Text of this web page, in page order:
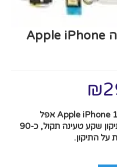
החלפת שקע טעינה Apple iPhone
₪
החלפת שקע טעינה Apple iPhone 14 Plus אפל
במעבדת PCL בגבעתיים. תיקון שקע טעינה תקול, כ‑90